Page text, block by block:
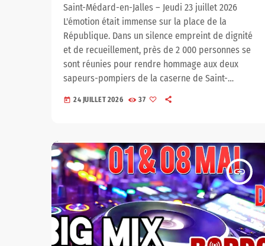
Saint-Médard-en-Jalles – Jeudi 23 juillet 2026
L'émotion était immense sur la place de la
République. Dans un silence empreint de dignité
et de recueillement, près de 2 000 personnes se
sont réunies pour rendre hommage aux deux
sapeurs-pompiers de la caserne de Saint-
d'une intervention sur un violent incendie survenu
des services de secours et citoyens venus de
toute la Gironde ont tenu à être présents […]
today 24 JUILLET 2026 37
insert_link